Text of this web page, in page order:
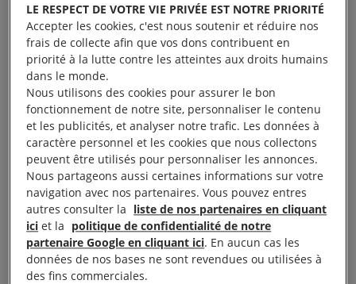
Projection débat :
LE RESPECT DE VOTRE VIE PRIVÉE EST NOTRE PRIORITÉ
Accepter les cookies, c'est nous soutenir et réduire nos
frais de collecte afin que vos dons contribuent en
priorité à la lutte contre les atteintes aux droits humains
dans le monde.
Nous utilisons des cookies pour assurer le bon
fonctionnement de notre site, personnaliser le contenu
et les publicités, et analyser notre trafic. Les données à
caractère personnel et les cookies que nous collectons
peuvent être utilisés pour personnaliser les annonces.
Nous partageons aussi certaines informations sur votre
navigation avec nos partenaires. Vous pouvez entres
autres consulter la liste de nos partenaires en cliquant
ici et la politique de confidentialité de notre
partenaire Google en cliquant ici. En aucun cas les
données de nos bases ne sont revendues ou utilisées à
des fins commerciales.